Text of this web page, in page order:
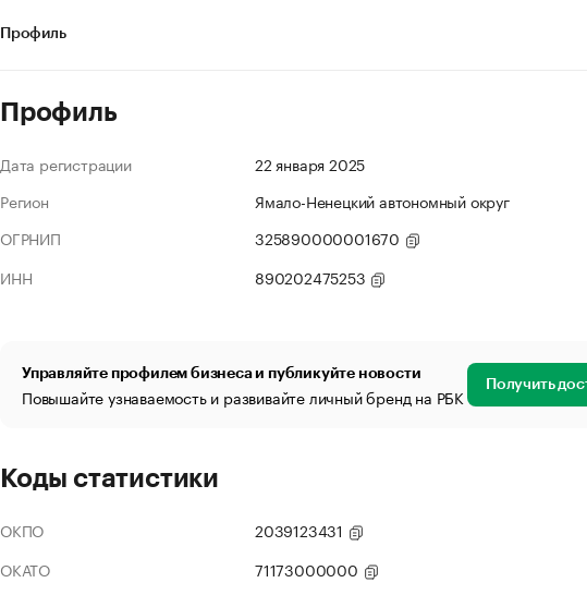
Профиль
Профиль
Дата регистрации
22 января 2025
Регион
Ямало-Ненецкий автономный округ
ОГРНИП
325890000001670
ИНН
890202475253
Управляйте профилем бизнеса и публикуйте новости
Повышайте узнаваемость и развивайте личный бренд на РБК Получить
Коды статистики
ОКПО
2039123431
ОКАТО
71173000000